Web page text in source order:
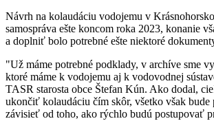
Návrh na kolaudáciu vodojemu v
samospráva ešte koncom roka 2023, konanie
a doplniť bolo potrebné ešte niektoré
"Už máme potrebné podklady, v archíve sme
ktoré máme k vodojemu aj k vodovodnej
TASR starosta obce Štefan Kún. Ako dodal,
ukončiť kolaudáciu čím skôr, všetko však
závisieť od toho, ako rýchlo budú postupovať